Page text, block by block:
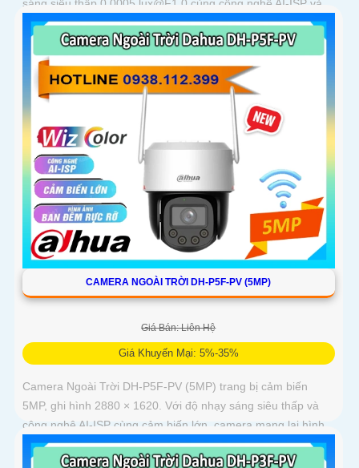
sáng siêu thấp 0.0005 lux@F1.0 cùng công nghệ AI-ISP và
cảm biến lớn...
CAMERA NGOÀI TRỜI DH-P5F-PV (5MP)
Giá Bán: Liên Hệ
Giá Khuyến Mại: 5%-35%
Camera Ngoài Trời DH-P5F-PV (5MP) trang bị cảm biến
5MP, ghi hình 2880 × 1620. Với độ nhạy sáng siêu thấp và
công nghệ AI-ISP cùng cảm biến lớn, camera mang lại hình
ảnh vượt trội cả ngày lẫn đêm